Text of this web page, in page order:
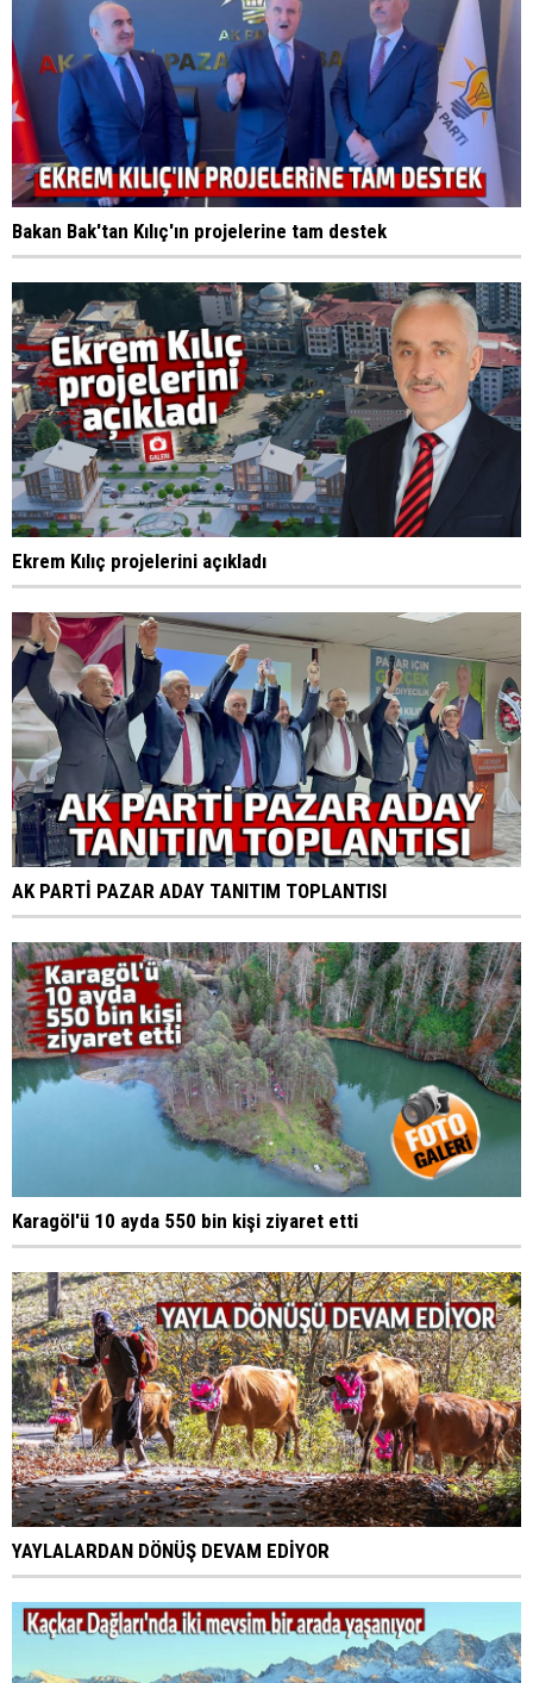
Bakan Bak'tan Kılıç'ın projelerine tam destek
Ekrem Kılıç projelerini açıkladı
AK PARTİ PAZAR ADAY TANITIM TOPLANTISI
Karagöl'ü 10 ayda 550 bin kişi ziyaret etti
YAYLALARDAN DÖNÜŞ DEVAM EDİYOR